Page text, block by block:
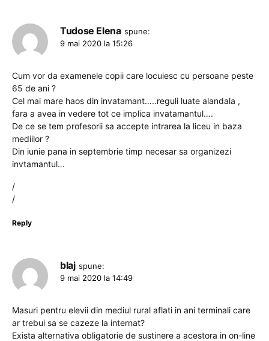
Tudose Elena spune:
9 mai 2020 la 15:26
Cum vor da examenele copii care locuiesc cu persoane peste
65 de ani ?
Cel mai mare haos din invatamant…..reguli luate alandala ,
fara a avea in vedere tot ce implica invatamantul….
De ce se tem profesorii sa accepte intrarea la liceu in baza
mediilor ?
Din iunie pana in septembrie timp necesar sa organizezi
invtamantul…
/
/
Reply
blaj spune:
9 mai 2020 la 14:49
Masuri pentru elevii din mediul rural aflati in ani terminali care
ar trebui sa se cazeze la internat?
Exista alternativa obligatorie de sustinere a acestora in on-line